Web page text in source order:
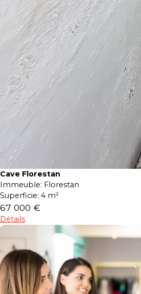
Cave Florestan
Immeuble: Florestan
Superficie: 4 m²
67 000 €
Détails